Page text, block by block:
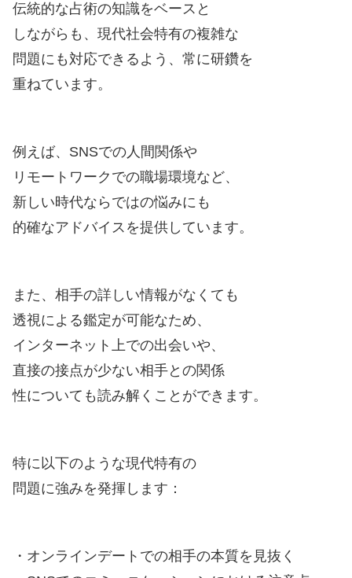
伝統的な占術の知識をベースと
しながらも、現代社会特有の複雑な
問題にも対応できるよう、常に研鑽を
重ねています。
例えば、SNSでの人間関係や
リモートワークでの職場環境など、
新しい時代ならではの悩みにも
的確なアドバイスを提供しています。
また、相手の詳しい情報がなくても
透視による鑑定が可能なため、
インターネット上での出会いや、
直接の接点が少ない相手との関係
性についても読み解くことができます。
特に以下のような現代特有の
問題に強みを発揮します：
・オンラインデートでの相手の本質を見抜く